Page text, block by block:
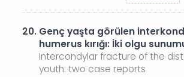
20. Genç yaşta görülen
humerus kırığı: İki olgu
Intercondylar fracture of the
youth: two case reports